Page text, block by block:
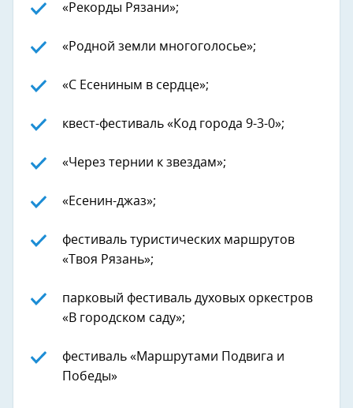
«Рекорды Рязани»;
«Родной земли многоголосье»;
«С Есениным в сердце»;
квест-фестиваль «Код города 9-3-0»;
«Через тернии к звездам»;
«Есенин-джаз»;
фестиваль туристических маршрутов
«Твоя Рязань»;
парковый фестиваль духовых оркестров
«В городском саду»;
фестиваль «Маршрутами Подвига и
Победы»